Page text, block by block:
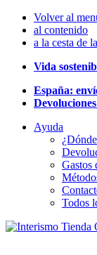
Volver al
al contenido
a la cesta de
Vida
España:
Ayuda
Gastos
Todos